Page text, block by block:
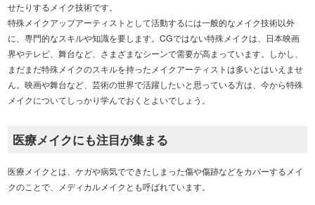
せたりするメイク技術です。
特殊メイクアップアーティストとして活動するには一般的なメイク技術以外
に、専門的なスキルや知識を要します。CGではない特殊メイクは、日本映画
界やテレビ、舞台など、さまざまなシーンで需要が高まっています。しかし、
まだまだ特殊メイクのスキルを持ったメイクアーティストは多いとはいえませ
ん。映画や舞台など、芸術の世界で活躍したいと思っている方は、今から特殊
メイクについてしっかり学んでおくとよいでしょう。
医療メイクにも注目が集まる
医療メイクとは、ケガや病気でできたしまった傷や傷跡などをカバーするメイ
クのことで、メディカルメイクとも呼ばれています。